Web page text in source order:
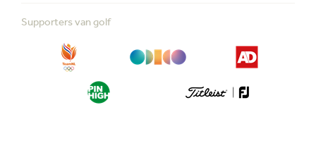
Supporters van golf